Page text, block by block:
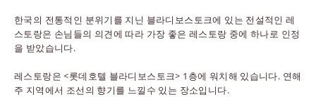
한국의 전통적인 분위기를 지닌 블라디보스토크에 있는 전설적인 레
스토랑은 손님들의 의견에 따라 가장 좋은 레스토랑 중에 하나로 인정
을 받았습니다.
레스토랑은 <롯데호텔 블라디보스토크> 1층에 워치해 있습니다. 연해
주 지역에서 조선의 향기를 느낄수 있는 장소입니다.